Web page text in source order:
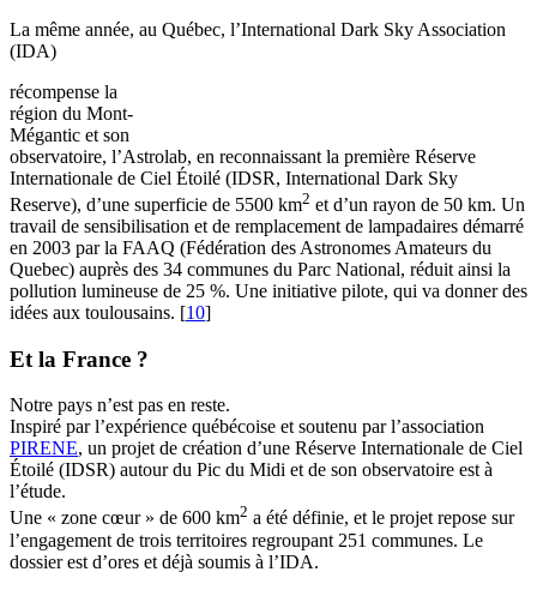
La même année, au Québec, l’International Dark Sky Association
(IDA)
récompense la
région du Mont-
Mégantic et son
observatoire, l’Astrolab, en reconnaissant la première Réserve
Internationale de Ciel Étoilé (IDSR, International Dark Sky
Reserve), d’une superficie de 5500 km2 et d’un rayon de 50 km. Un
travail de sensibilisation et de remplacement de lampadaires démarré
en 2003 par la FAAQ (Fédération des Astronomes Amateurs du
Quebec) auprès des 34 communes du Parc National, réduit ainsi la
pollution lumineuse de 25 %. Une initiative pilote, qui va donner des
idées aux toulousains. [10]
Et la France ?
Notre pays n’est pas en reste.
Inspiré par l’expérience québécoise et soutenu par l’association
PIRENE, un projet de création d’une Réserve Internationale de Ciel
Étoilé (IDSR) autour du Pic du Midi et de son observatoire est à
l’étude.
Une « zone cœur » de 600 km2 a été définie, et le projet repose sur
l’engagement de trois territoires regroupant 251 communes. Le
dossier est d’ores et déjà soumis à l’IDA.